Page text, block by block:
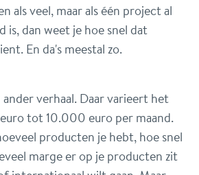
als veel, maar als één project al
is, dan weet je hoe snel dat
En da's meestal zo.
ander verhaal. Daar varieert het
tot 10.000 euro per maand.
producten je hebt, hoe snel
marge er op je producten zit